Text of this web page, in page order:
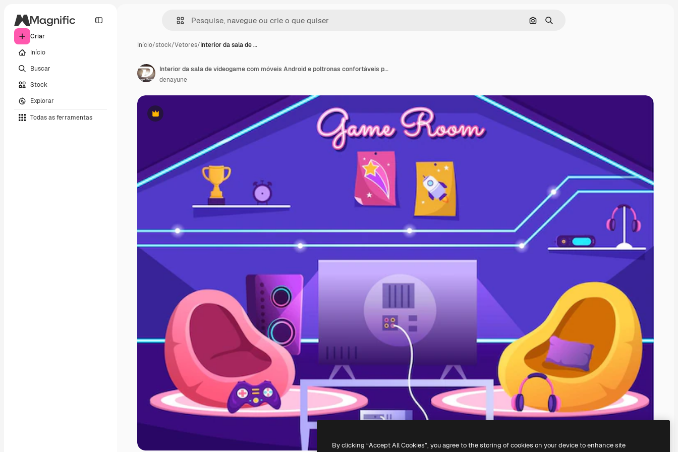
Criar
Início
Buscar
Stock
Explorar
Todas as ferramentas
Pesquisar por imagem
Buscar
Início/stock/Vetores/Interior da sala de …
Premium
Interior da sala de videogame com móveis Android e poltronas confortáveis para jogadores em ilustração
denayune
By clicking “Accept All Cookies”, you agree to the storing of cookies on your device to enhance site